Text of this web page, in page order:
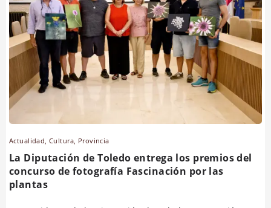
Actualidad,Cultura, Provincia
La Diputación de Toledo entrega los premios del
concurso de fotografía Fascinación por las
plantas